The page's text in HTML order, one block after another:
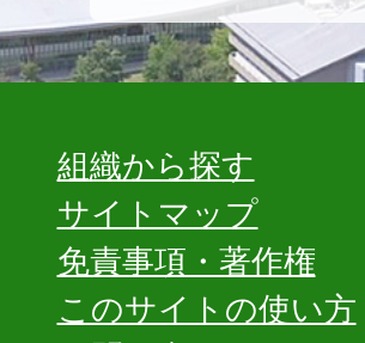
組織から探す
サイトマップ
免責事項・著作権
このサイトの使い方